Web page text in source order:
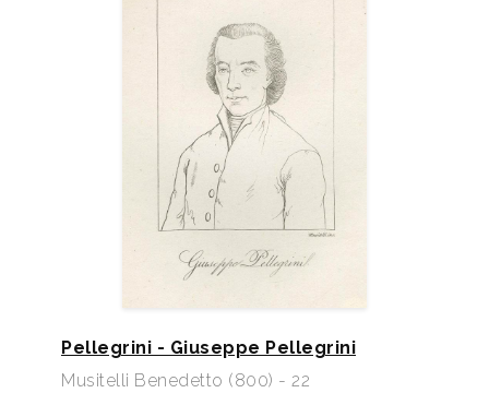
Pellegrini - Giuseppe Pellegrini
Musitelli Benedetto (800) - 22